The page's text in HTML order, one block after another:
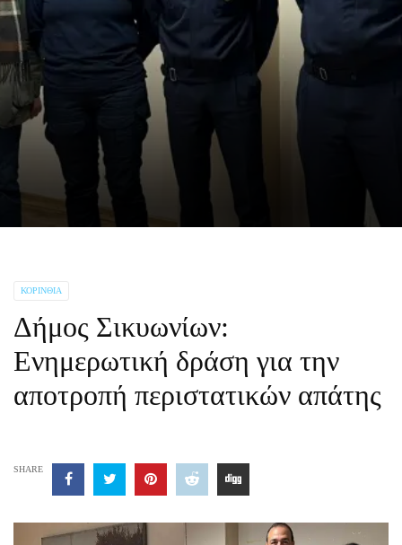
ΚΟΡΙΝΘΊΑ
Δήμος Σικυωνίων:
Ενημερωτική δράση για την
αποτροπή περιστατικών απάτης
SHARE